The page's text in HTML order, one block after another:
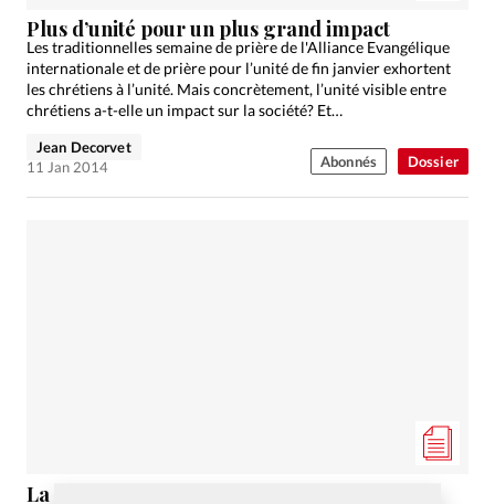
Dossier
Plus d’unité pour un plus grand impact
Les traditionnelles semaine de prière de l'Alliance Evangélique
internationale et de prière pour l’unité de fin janvier exhortent
les chrétiens à l’unité. Mais concrètement, l’unité visible entre
chrétiens a-t-elle un impact sur la société? Et…
Jean Decorvet
11 Jan 2014
Abonnés
La relation d’aide, ça les connaît!